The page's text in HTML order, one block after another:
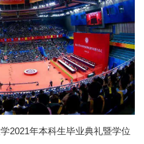
2021年本科生毕业典礼暨学位